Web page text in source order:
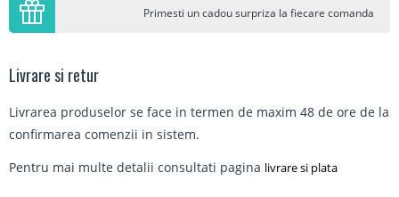
Primesti un cadou surpriza la fiecare comanda
Livrare si retur
Livrarea produselor se face in termen de maxim 48 de ore de la
confirmarea comenzii in sistem.
Pentru mai multe detalii consultati pagina livrare si plata